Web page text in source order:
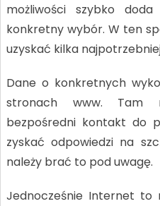
możliwości szybko
konkretny wybór. W ten
uzyskać kilka
Dane o konkretnych
stronach www. Tam
bezpośredni kontakt do
zyskać odpowiedzi na
należy brać to pod uwagę.
Jednocześnie Internet to